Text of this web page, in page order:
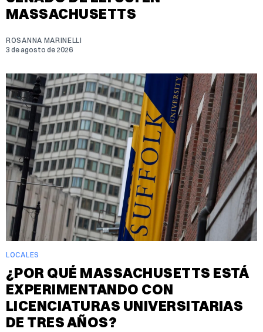
MASSACHUSETTS
ROSANNA MARINELLI
3 de agosto de 2026
LOCALES
¿POR QUÉ MASSACHUSETTS ESTÁ
EXPERIMENTANDO CON
LICENCIATURAS UNIVERSITARIAS
DE TRES AÑOS?